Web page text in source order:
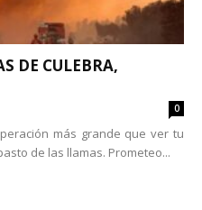
DE CULEBRA,
0
más grande que ver tu
de las llamas. Prometeo...